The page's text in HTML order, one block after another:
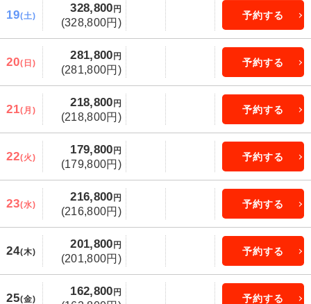
19(土)
328,800円
(328,800円)
予約する
20(日)
281,800円
(281,800円)
予約する
21(月)
218,800円
(218,800円)
予約する
22(火)
179,800円
(179,800円)
予約する
23(水)
216,800円
(216,800円)
予約する
24(木)
201,800円
(201,800円)
予約する
25(金)
162,800円
予約する